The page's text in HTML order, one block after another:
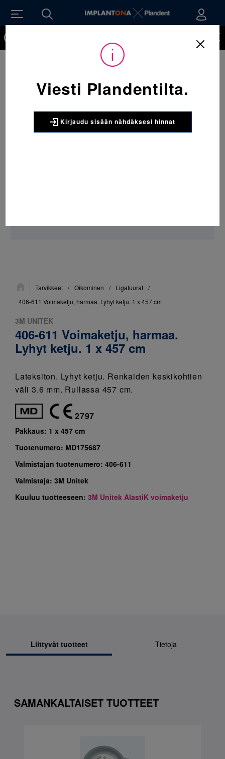
Sijainti:Tarvikkeet / Oikominen / Ligatuurat /
406-611 Voimaketju, harmaa. Lyhyt ketju. 1 x 457 cm
3M UNITEK
406-611 Voimaketju, harmaa.
Lyhyt ketju. 1 x 457 cm
Lateksiton. Lyhyt ketju. Renkaiden keskikohtien
väli 3.6 mm. Rullassa 457 cm.
2797
Pakkaus: 1 x 457 cm
Tuotenumero: MD175687
Valmistajan tuotenumero: 406-611
Valmistaja: 3M Unitek
Kuuluu tuotteeseen: 3M Unitek AlastiK voimaketju
Liittyvät tuotteet Tietoja
SAMANKALTAISET TUOTTEET
Viesti Plandentilta.
Kirjaudu sisään nähdäksesi hinnat